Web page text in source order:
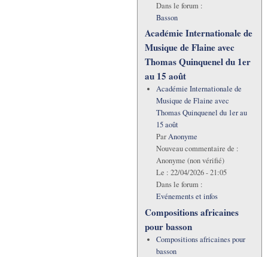
Dans le forum :
Basson
Académie Internationale de
Musique de Flaine avec
Thomas Quinquenel du 1er
au 15 août
Académie Internationale de
Musique de Flaine avec
Thomas Quinquenel du 1er au
15 août
ParAnonyme
Nouveau commentaire de :
Anonyme (non vérifié)
Le : 22/04/2026 - 21:05
Dans le forum :
Evénements et infos
Compositions africaines
pour basson
Compositions africaines pour
basson